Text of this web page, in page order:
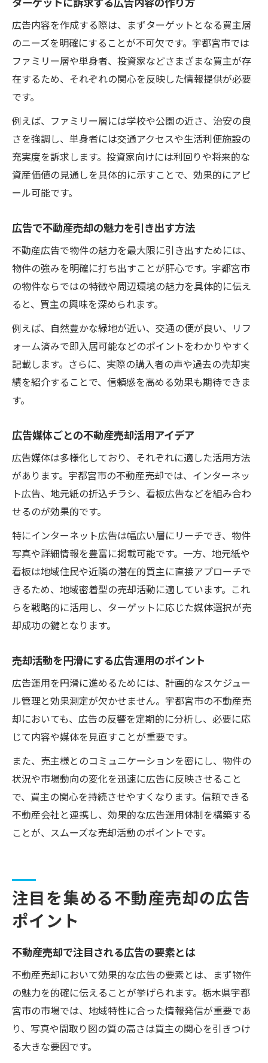
広告内容を作成する際は、まずターゲットとなる買主層
のニーズを明確にすることが不可欠です。宇都宮市では
ファミリー層や単身者、投資家などさまざまな買主が存
在するため、それぞれの関心を反映した情報提供が必要
です。
例えば、ファミリー層には学校や公園の近さ、治安の良
さを強調し、単身者には交通アクセスや生活利便施設の
充実度を訴求します。投資家向けには利回りや将来的な
資産価値の見通しを具体的に示すことで、効果的にアピ
ール可能です。
広告で不動産売却の魅力を引き出す方法
不動産広告で物件の魅力を最大限に引き出すためには、
物件の強みを明確に打ち出すことが肝心です。宇都宮市
の物件ならではの特徴や周辺環境の魅力を具体的に伝え
ると、買主の興味を深められます。
例えば、自然豊かな緑地が近い、交通の便が良い、リフ
ォーム済みで即入居可能などのポイントをわかりやすく
記載します。さらに、実際の購入者の声や過去の売却実
績を紹介することで、信頼感を高める効果も期待できま
す。
広告媒体ごとの不動産売却活用アイデア
広告媒体は多様化しており、それぞれに適した活用方法
があります。宇都宮市の不動産売却では、インターネッ
ト広告、地元紙の折込チラシ、看板広告などを組み合わ
せるのが効果的です。
特にインターネット広告は幅広い層にリーチでき、物件
写真や詳細情報を豊富に掲載可能です。一方、地元紙や
看板は地域住民や近隣の潜在的買主に直接アプローチで
きるため、地域密着型の売却活動に適しています。これ
らを戦略的に活用し、ターゲットに応じた媒体選択が売
却成功の鍵となります。
売却活動を円滑にする広告運用のポイント
広告運用を円滑に進めるためには、計画的なスケジュー
ル管理と効果測定が欠かせません。宇都宮市の不動産売
却においても、広告の反響を定期的に分析し、必要に応
じて内容や媒体を見直すことが重要です。
また、売主様とのコミュニケーションを密にし、物件の
状況や市場動向の変化を迅速に広告に反映させること
で、買主の関心を持続させやすくなります。信頼できる
不動産会社と連携し、効果的な広告運用体制を構築する
ことが、スムーズな売却活動のポイントです。
注目を集める不動産売却の広告
ポイント
不動産売却で注目される広告の要素とは
不動産売却において効果的な広告の要素とは、まず物件
の魅力を的確に伝えることが挙げられます。栃木県宇都
宮市の市場では、地域特性に合った情報発信が重要であ
り、写真や間取り図の質の高さは買主の関心を引きつけ
る大きな要因です。